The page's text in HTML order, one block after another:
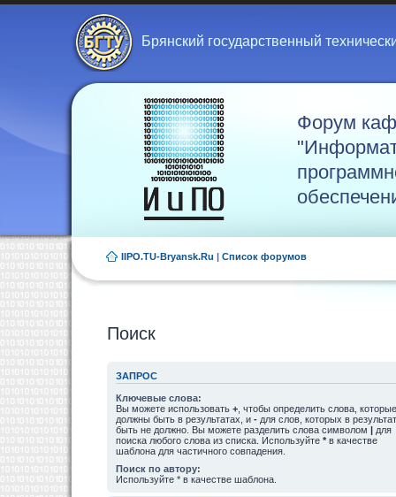
Брянский государственный
Форум
IIPO.TU-Bryansk.Ru | Список форумов
Поиск
ЗАПРОС
Ключевые слова:
Вы можете использовать + , чтобы определить слова, которые
должны быть в результатах, и - для слов, которых в
быть не должно. Вы можете разделить слова символом | для
поиска любого слова из списка. Используйте * в качестве
шаблона для частичного совпадения.
Поиск по автору:
Используйте * в качестве шаблона.